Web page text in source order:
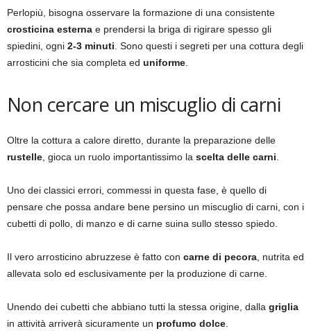
Perlopiù, bisogna osservare la formazione di una consistente
crosticina esterna e prendersi la briga di rigirare spesso gli
spiedini, ogni 2-3 minuti . Sono questi i segreti per una cottura degli
arrosticini che sia completa ed uniforme
Non cercare un miscuglio di carni
Oltre la cottura a calore diretto, durante la preparazione delle
rustelle , gioca un ruolo importantissimo la scelta delle carni
Uno dei classici errori, commessi in questa fase, è quello di
pensare che possa andare bene persino un miscuglio di carni, con i
cubetti di pollo, di manzo e di carne suina sullo stesso spiedo.
Il vero arrosticino abruzzese è fatto con carne di pecora , nutrita ed
allevata solo ed esclusivamente per la produzione di carne.
Unendo dei cubetti che abbiano tutti la stessa origine, dalla griglia
in attività arriverà sicuramente un profumo dolce